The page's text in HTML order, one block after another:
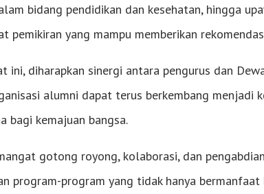
bidang pendidikan dan kesehatan, hingga
pemikiran yang mampu memberikan
ini, diharapkan sinergi antara pengurus dan
alumni dapat terus berkembang menjadi
bagi kemajuan bangsa.
gotong royong, kolaborasi, dan
program-program yang tidak hanya